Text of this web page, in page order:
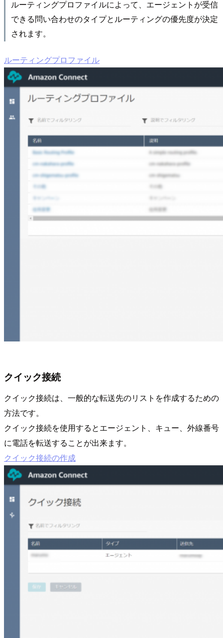
ルーティングプロファイルによって、エージェントが受信
できる問い合わせのタイプとルーティングの優先度が決定
されます。
ルーティングプロファイル
クイック接続
クイック接続は、一般的な転送先のリストを作成するための
方法です。
クイック接続を使用するとエージェント、キュー、外線番号
に電話を転送することが出来ます。
クイック接続の作成